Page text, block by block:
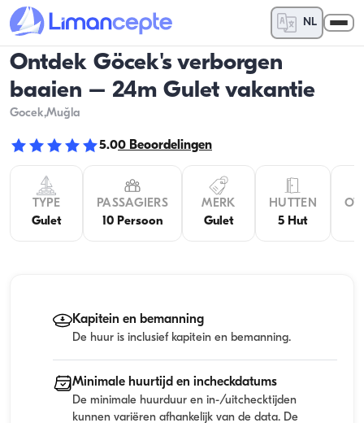
NL
Ontdek Göcek's verborgen
baaien – 24m Gulet vakantie
Gocek,Muğla
5.00 Beoordelingen
TYPE
Gulet
PASSAGIERS
10 Persoon
MERK
Gulet
HUTTEN
5 Hut
Kapitein en bemanning
De huur is inclusief kapitein en bemanning.
Minimale huurtijd en incheckdatums
De minimale huurduur en in-/uitchecktijden
kunnen variëren afhankelijk van de data. De